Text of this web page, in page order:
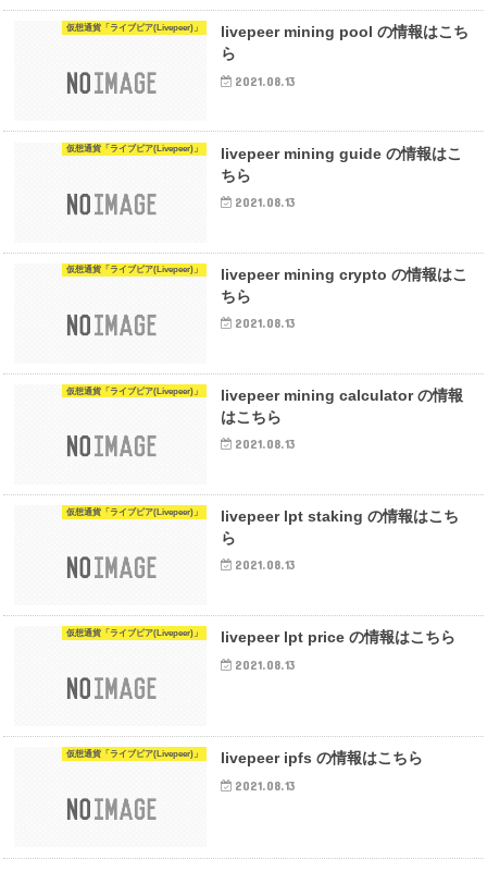
仮想通貨「ライブピア(Livepeer)」
livepeer mining pool の情報はこち
ら
2021.08.13
仮想通貨「ライブピア(Livepeer)」
livepeer mining guide の情報はこ
ちら
2021.08.13
仮想通貨「ライブピア(Livepeer)」
livepeer mining crypto の情報はこ
ちら
2021.08.13
仮想通貨「ライブピア(Livepeer)」
livepeer mining calculator の情報
はこちら
2021.08.13
仮想通貨「ライブピア(Livepeer)」
livepeer lpt staking の情報はこち
ら
2021.08.13
仮想通貨「ライブピア(Livepeer)」 livepeer lpt price の情報はこちら
2021.08.13
仮想通貨「ライブピア(Livepeer)」 livepeer ipfs の情報はこちら
2021.08.13